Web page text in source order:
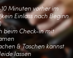
Minuten vorher im
Einlass nach Beginn
beim Check-in mit
& Taschen kannst
lassen